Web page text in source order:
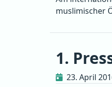
muslimischer
1.
23. April